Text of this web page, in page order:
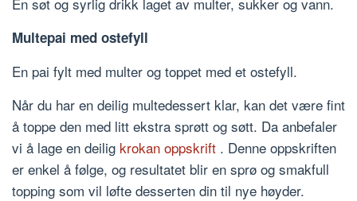
Multepai med ostefyll
En pai fylt med multer og toppet med et ostefyll.
Når du har en deilig multedessert klar, kan det være fint
å toppe den med litt ekstra sprøtt og søtt. Da anbefaler
vi å lage en deilig krokan oppskrift . Denne oppskriften
er enkel å følge, og resultatet blir en sprø og smakfull
topping som vil løfte desserten din til nye høyder.